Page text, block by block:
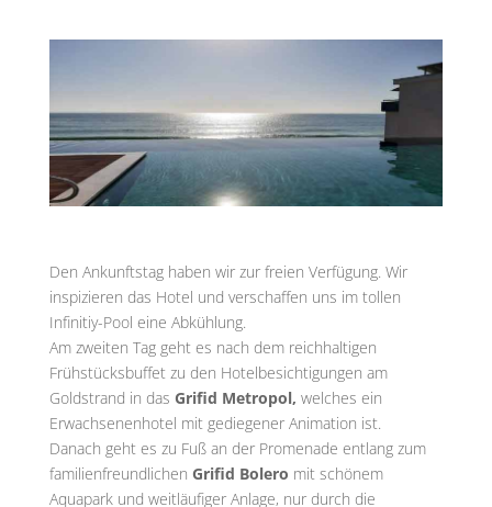
Den Ankunftstag haben wir zur freien Verfügung. Wir
inspizieren das Hotel und verschaffen uns im tollen
Infinitiy-Pool eine Abkühlung.
Am zweiten Tag geht es nach dem reichhaltigen
Frühstücksbuffet zu den Hotelbesichtigungen am
Goldstrand in das Grifid Metropol, welches ein
Erwachsenenhotel mit gediegener Animation ist.
Danach geht es zu Fuß an der Promenade entlang zum
familienfreundlichen Grifid Bolero mit schönem
Aquapark und weitläufiger Anlage, nur durch die